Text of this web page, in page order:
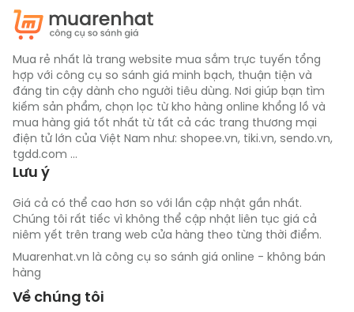
Mua rẻ nhất là trang website mua sắm trực tuyến tổng
hợp với công cụ so sánh giá minh bạch, thuận tiện và
đáng tin cậy dành cho người tiêu dùng. Nơi giúp bạn tìm
kiếm sản phẩm, chọn lọc từ kho hàng online khổng lồ và
mua hàng giá tốt nhất từ tất cả các trang thương mại
điện tử lớn của Việt Nam như: shopee.vn, tiki.vn, sendo.vn,
tgdd.com ...
Về chúng tôi
Lưu ý
Giá cả có thể cao hơn so với lần cập nhật gần nhất.
Chúng tôi rất tiếc vì không thể cập nhật liên tục giá cả
niêm yết trên trang web cửa hàng theo từng thời điểm.
Muarenhat.vn là công cụ so sánh giá online - không bán
hàng